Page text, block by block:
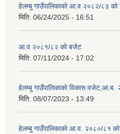
हेलम्बु गाउँपालिकाको आ.व २०८२/८३ को
मिति: 06/24/2025 - 16:51
आ.व २०८१/८२ को बजेट
मिति: 07/11/2024 - 17:02
हेलम्बु गाउँपालिकाको विकास वजेट,आ.ब.
मिति: 08/07/2023 - 13:49
हेलम्बु गाउँपालिकाको आ.व. २०८०/८१ को